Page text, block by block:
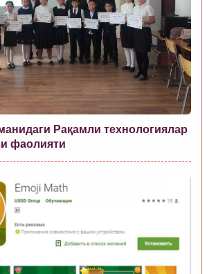
Рақамли технологиялар
фаолияти